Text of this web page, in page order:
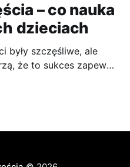
– co nauka
dzieciach
były szczęśliwe, ale
że to sukces zapewni
dzieciństwie jest